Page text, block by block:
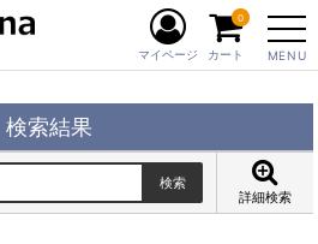
MENU
マイページ カート
0
検索結果
詳細検索